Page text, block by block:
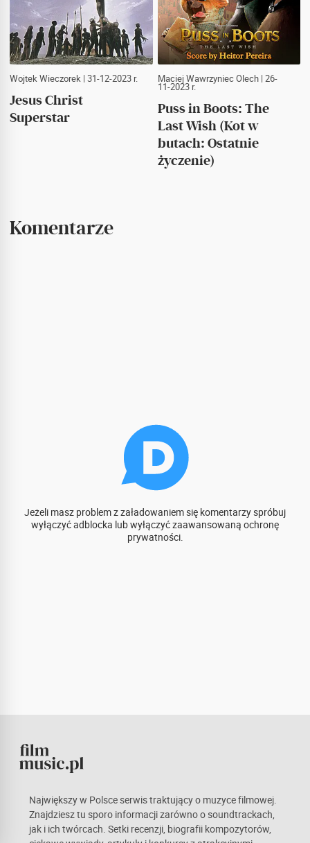
Wojtek Wieczorek | 31-12-2023 r.
Jesus Christ
Superstar
Maciej Wawrzyniec Olech| 26-
11-2023 r.
Puss in Boots: The
Last Wish (Kot w
butach: Ostatnie
życzenie)
Komentarze
Jeżeli masz problem z załadowaniem się komentarzy spróbuj
wyłączyć adblocka lub wyłączyć zaawansowaną ochronę
prywatności.
Największy w Polsce serwis traktujący o muzyce filmowej.
Znajdziesz tu sporo informacji zarówno o soundtrackach,
jak i ich twórcach. Setki recenzji, biografii kompozytorów,